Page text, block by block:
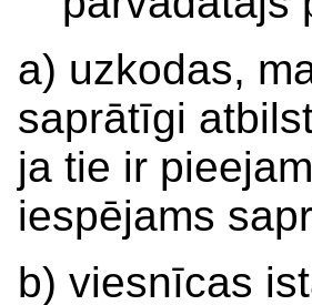
a) uzkodas,
saprātīgi
ja tie ir
iespējams
b) viesnīcas